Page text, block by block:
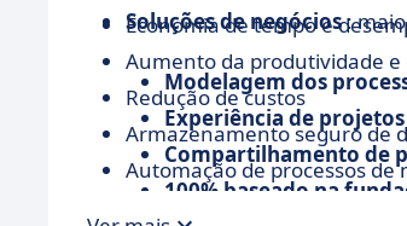
Soluções de negócios:
Modelagem dos
Experiência de
Compartilhamento de
100% baseado na
Economia de tempo e
Aumento da produtividade e
Redução de custos
Armazenamento seguro de
Automação de processos de